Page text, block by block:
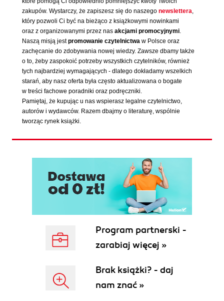
zakupów. Wystarczy, że zapiszesz się do naszego newslettera,
który pozwoli Ci być na bieżąco z książkowymi nowinkami
oraz z organizowanymi przez nas akcjami promocyjnymi.
Naszą misją jestpromowanie czytelnictwa w Polsce oraz
zachęcanie do zdobywania nowej wiedzy. Zawsze dbamy także
o to, żeby zaspokoić potrzeby wszystkich czytelników, również
tych najbardziej wymagających - dlatego dokładamy wszelkich
starań, aby nasz oferta była często aktualizowana o bogate
w treści fachowe poradniki oraz podręczniki.
Pamiętaj, że kupując u nas wspierasz legalne czytelnictwo,
autorów i wydawców. Razem dbajmy o literaturę, wspólnie
tworząc rynek książki.
Program partnerski -
zarabiaj więcej »
Brak książki? - daj
nam znać »